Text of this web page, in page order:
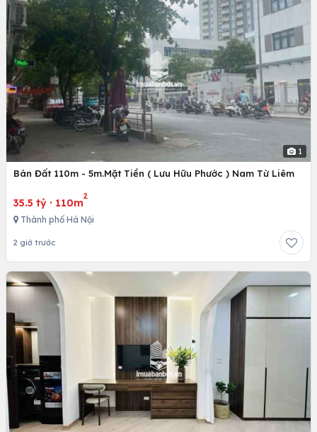
1
Bán Đất 110m - 5m.Mặt Tiền ( Lưu Hữu Phước ) Nam Từ Liêm
35.5 tỷ · 110m
2
Thành phố Hà Nội
2 giờ trước